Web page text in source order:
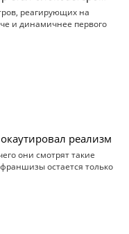
реагирующих на
и динамичнее первого
реализм
они смотрят такие
остается только